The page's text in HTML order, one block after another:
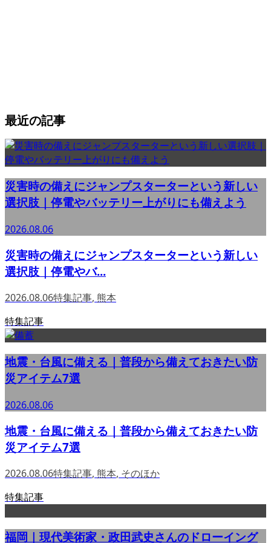
最近の記事
災害時の備えにジャンプスターターという新しい
選択肢｜停電やバッテリー上がりにも備えよう
2026.08.06
災害時の備えにジャンプスターターという新しい
選択肢｜停電やバ...
2026.08.06特集記事, 熊本
特集記事
地震・台風に備える｜普段から備えておきたい防
災アイテム7選
2026.08.06
地震・台風に備える｜普段から備えておきたい防
災アイテム7選
2026.08.06特集記事, 熊本, そのほか
特集記事
福岡｜現代美術家・政田武史さんのドローイング